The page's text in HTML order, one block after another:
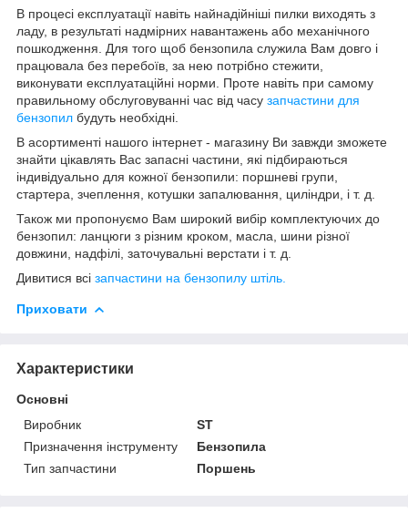
В процесі експлуатації навіть найнадійніші пилки виходять з
ладу, в результаті надмірних навантажень або механічного
пошкодження. Для того щоб бензопила служила Вам довго і
працювала без перебоїв, за нею потрібно стежити,
виконувати експлуатаційні норми. Проте навіть при самому
правильному обслуговуванні час від часу запчастини для
бензопил будуть необхідні.
В асортименті нашого інтернет - магазину Ви завжди зможете
знайти цікавлять Вас запасні частини, які підбираються
індивідуально для кожної бензопили: поршневі групи,
стартера, зчеплення, котушки запалювання, циліндри, і т. д.
Також ми пропонуємо Вам широкий вибір комплектуючих до
бензопил: ланцюги з різним кроком, масла, шини різної
довжини, надфілі, заточувальні верстати і т. д.
Дивитися всі запчастини на бензопилу штіль.
Приховати
Характеристики
Основні
Виробник
ST
Призначення інструменту
Бензопила
Тип запчастини
Поршень